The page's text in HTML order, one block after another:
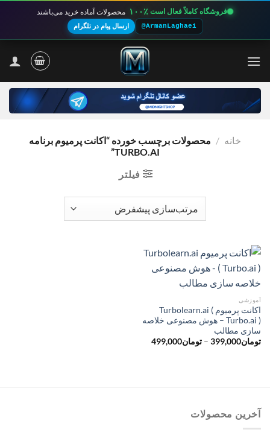
فروشگاه کاملاً فعال است ۱۰۰٪ محصولات آماده خرید می‌باشند
@ArmanLaghaei ارسال پیام در تلگرام
خانه / محصولات برچسب خورده “اکانت پرمیوم برنامه
TURBO.AI”
فیلتر
آموزشی
اکانت پرمیوم Turbolearn.ai (
Turbo.ai ) – هوش مصنوعی خلاصه
سازی مطالب
تومان399,000
– تومان499,000محدوده
آخرین محصولات